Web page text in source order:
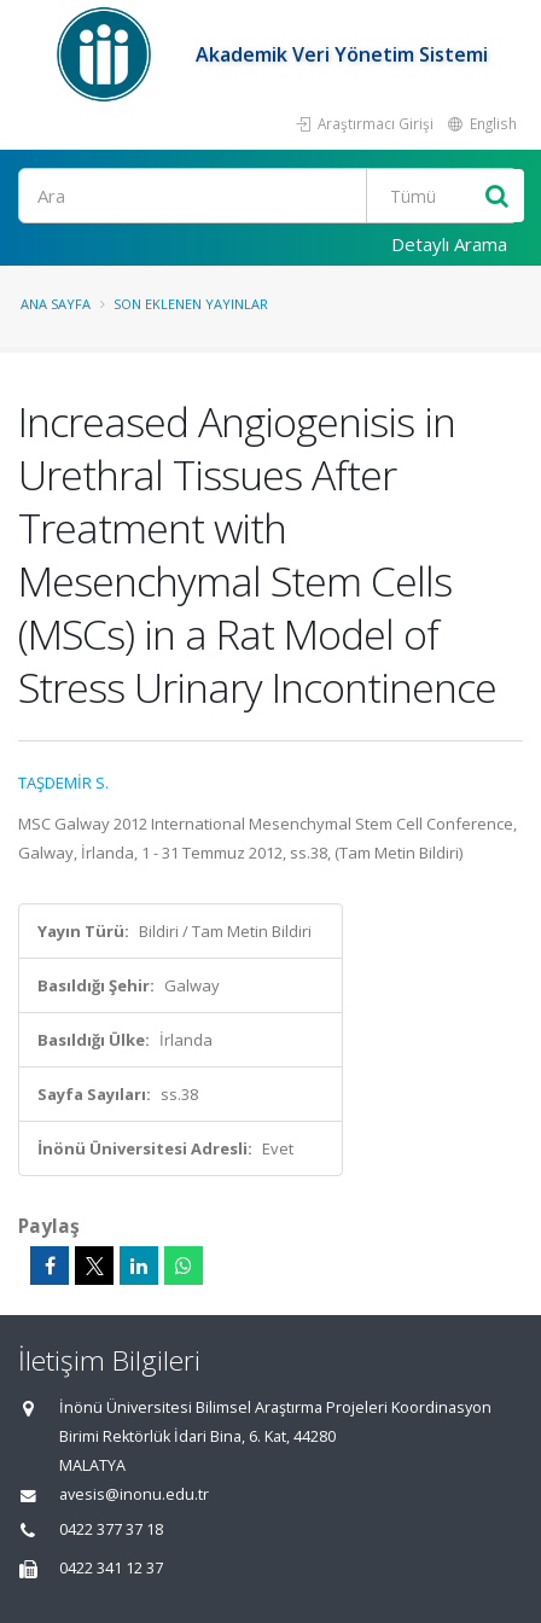
Akademik Veri Yönetim Sistemi
Araştırmacı Girişi English
Ara
Detaylı Arama
ANA SAYFA SON EKLENEN YAYINLAR
Increased Angiogenisis in
Urethral Tissues After
Treatment with
Mesenchymal Stem Cells
(MSCs) in a Rat Model of
Stress Urinary Incontinence
TAŞDEMİR S.
MSC Galway 2012 International Mesenchymal Stem Cell Conference,
Galway, İrlanda, 1 - 31 Temmuz 2012, ss.38, (Tam Metin Bildiri)
Yayın Türü: Bildiri / Tam Metin Bildiri
Basıldığı Şehir: Galway
Basıldığı Ülke: İrlanda
Sayfa Sayıları: ss.38
İnönü Üniversitesi Adresli: Evet
Paylaş
İletişim Bilgileri
İnönü Üniversitesi Bilimsel Araştırma Projeleri Koordinasyon
Birimi Rektörlük İdari Bina, 6. Kat, 44280
MALATYA
avesis@inonu.edu.tr
0422 377 37 18
0422 341 12 37